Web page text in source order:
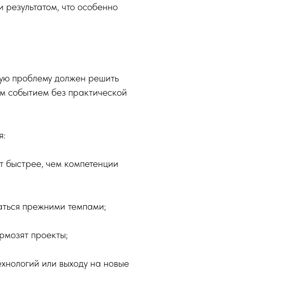
что особенно
проблему должен решить
событием без практической
быстрее, чем компетенции
прежними темпами;
проекты;
или выходу на новые